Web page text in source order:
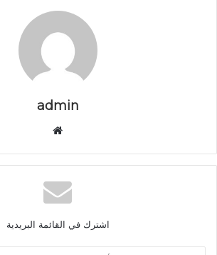
admin
ق
ع
ا
ي
اشترك في القائمة البريدية